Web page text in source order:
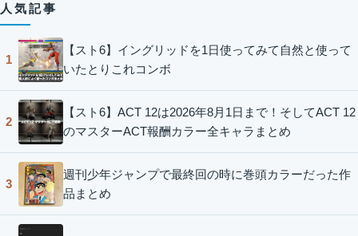
人気記事
1
【スト6】イングリッドを1日使ってみて自然と使って
いたとりこれコンボ
2
【スト6】ACT 12は2026年8月1日まで！そしてACT 12
のマスターACT報酬カラー全キャラまとめ
3
週刊少年ジャンプで最終回の時に巻頭カラーだった作
品まとめ